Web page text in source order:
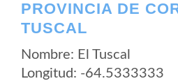
PROVINCIA DE
TUSCAL
Nombre: El Tuscal
Longitud: -64.5333333